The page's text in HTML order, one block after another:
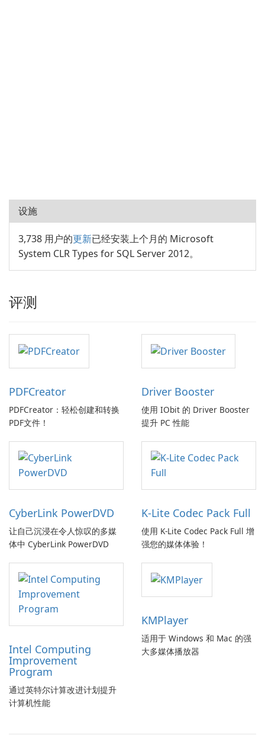
设施
3,738 用户的更新已经安装上个月的 Microsoft
System CLR Types for SQL Server 2012。
评测
PDFCreator
PDFCreator：轻松创建和转换
PDF文件！
Driver Booster
使用 IObit 的 Driver Booster
提升 PC 性能
CyberLink PowerDVD
让自己沉浸在令人惊叹的多媒
体中 CyberLink PowerDVD
K-Lite Codec Pack Full
使用 K-Lite Codec Pack Full 增
强您的媒体体验！
Intel Computing
Improvement
Program
通过英特尔计算改进计划提升
计算机性能
KMPlayer
适用于 Windows 和 Mac 的强
大多媒体播放器